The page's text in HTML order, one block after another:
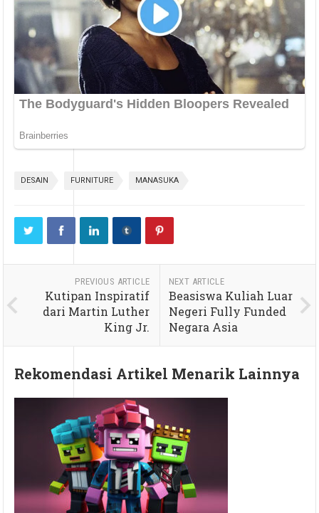
DESAIN FURNITURE MANASUKA
PREVIOUS ARTICLE
Kutipan Inspiratif
dari Martin Luther
King Jr.
NEXT ARTICLE
Beasiswa Kuliah Luar
Negeri Fully Funded
Negara Asia
Rekomendasi Artikel Menarik Lainnya